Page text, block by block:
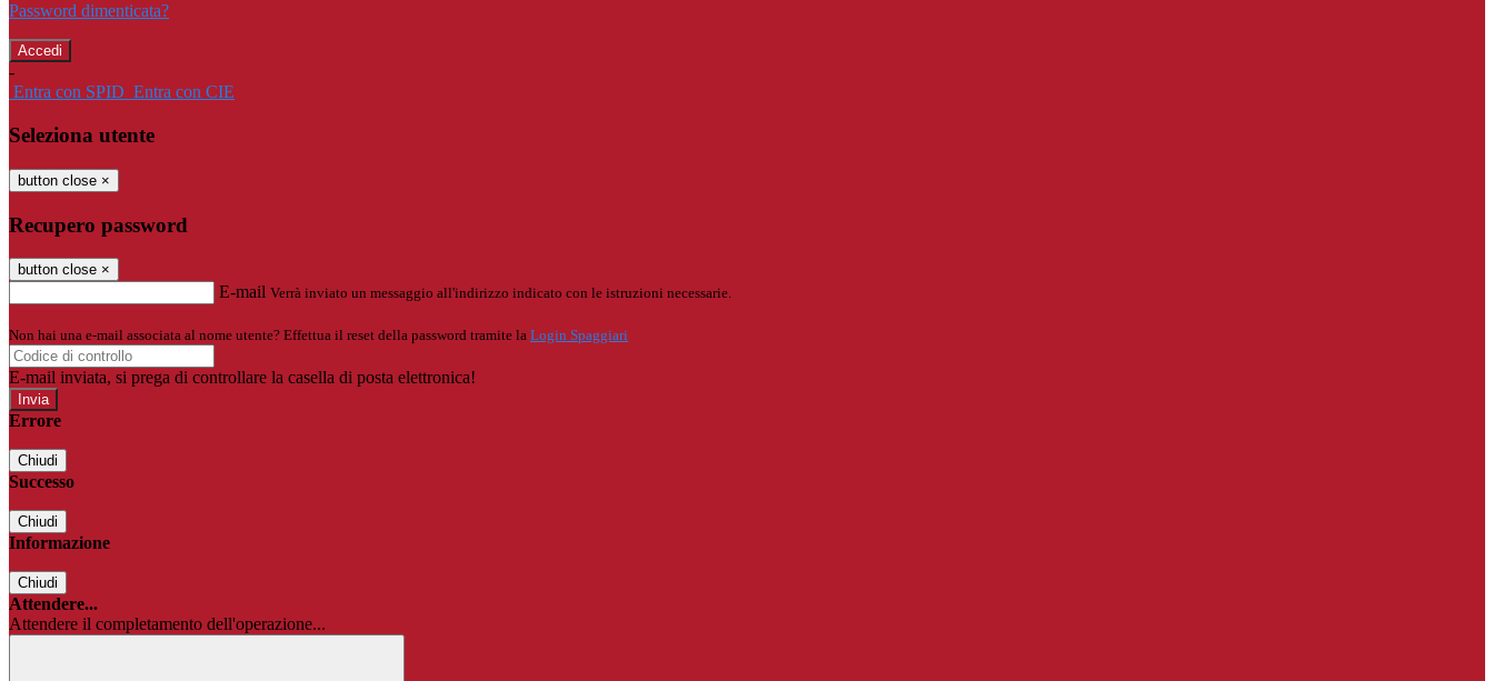
Password dimenticata?
-
Entra con SPID Entra con CIE
Seleziona utente
button close ×
Recupero password
button close ×
E-mail Verrà inviato un messaggio all'indirizzo indicato con le istruzioni necessarie.
Non hai una e-mail associata al nome utente? Effettua il reset della password tramite la Login Spaggiari
E-mail inviata, si prega di controllare la casella di posta elettronica!
Errore
Chiudi
Successo
Chiudi
Informazione
Chiudi
Attendere...
Attendere il completamento dell'operazione...